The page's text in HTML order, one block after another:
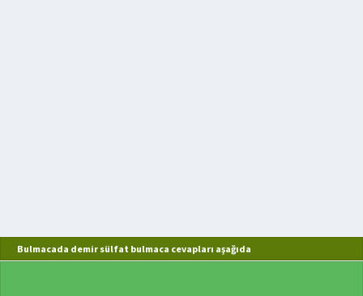
Bulmacada demir sülfat bulmaca cevapları aşağıda